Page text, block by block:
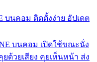
บนคอม ติดตั้งง่าย อัปเดต
บนคอม เปิดใช้ขณะนั่ง
ด้วยเสียง คุยเห็นหน้า ส่ง